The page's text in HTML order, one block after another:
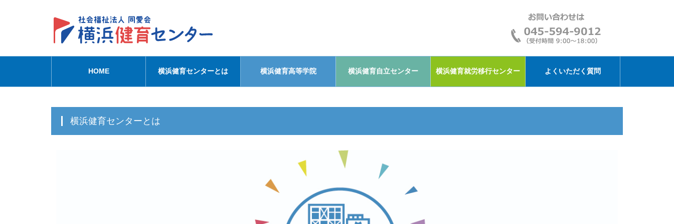
HOME 横浜健育センターとは 横浜健育高等学院 横浜健育自立センター 横浜健育就労移行センター よくいただく質問
横浜健育センターとは